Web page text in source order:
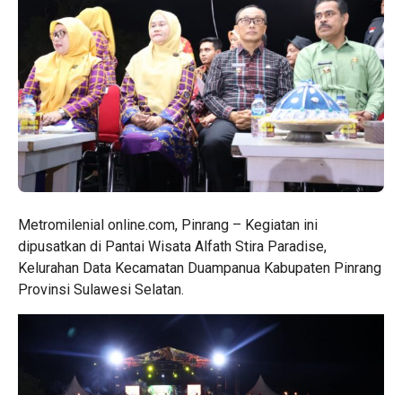
Metromilenial online.com, Pinrang – Kegiatan ini
dipusatkan di Pantai Wisata Alfath Stira Paradise,
Kelurahan Data Kecamatan Duampanua Kabupaten Pinrang
Provinsi Sulawesi Selatan.